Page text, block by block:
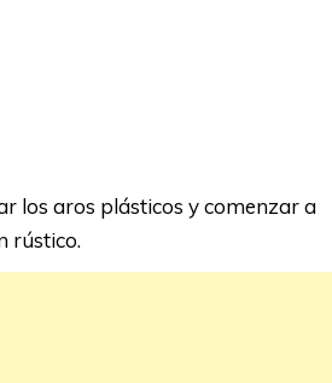
los aros plásticos y comenzar a
rústico.